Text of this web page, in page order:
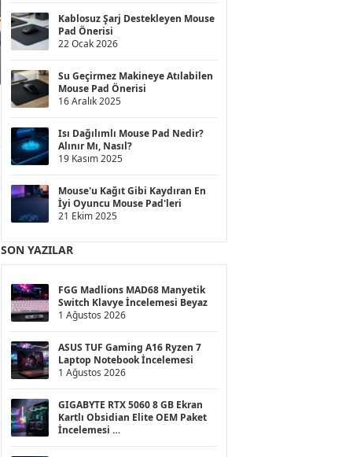
Kablosuz Şarj Destekleyen Mouse
Pad Önerisi
22 Ocak 2026
Su Geçirmez Makineye Atılabilen
Mouse Pad Önerisi
16 Aralık 2025
Isı Dağılımlı Mouse Pad Nedir?
Alınır Mı, Nasıl?
19 Kasım 2025
Mouse'u Kağıt Gibi Kaydıran En
İyi Oyuncu Mouse Pad'leri
21 Ekim 2025
SON YAZILAR
FGG Madlions MAD68 Manyetik
Switch Klavye İncelemesi Beyaz
1 Ağustos 2026
ASUS TUF Gaming A16 Ryzen 7
Laptop Notebook İncelemesi
1 Ağustos 2026
GIGABYTE RTX 5060 8 GB Ekran
Kartlı Obsidian Elite OEM Paket
İncelemesi